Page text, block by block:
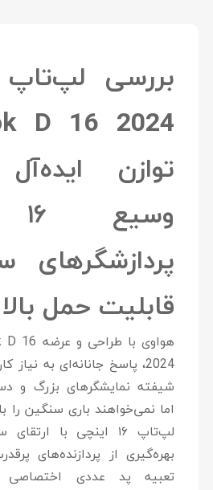
توازن
قابلیت حمل بالا
هواوی با طراحی و عرضه D 16
2024، پاسخ جانانه‌ای به نیاز
شیفته نمایشگرهای بزرگ و
اما نمی‌خواهند باری سنگین را
لپ‌تاپ ۱۶ اینچی با